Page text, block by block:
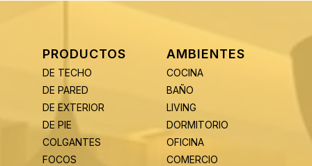
PRODUCTOS
DE TECHO
DE PARED
DE EXTERIOR
DE PIE
COLGANTES
FOCOS
AMBIENTES
COCINA
BAÑO
LIVING
DORMITORIO
OFICINA
COMERCIO